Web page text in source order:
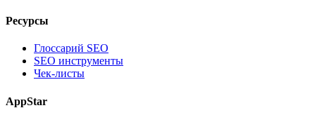
Ресурсы
Глоссарий SEO
SEO инструменты
Чек-листы
AppStar